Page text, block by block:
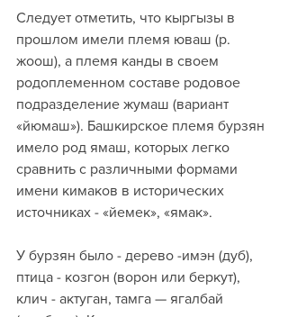
Следует отметить, что кыргызы в
прошлом имели племя юваш (р.
жоош), а племя канды в своем
родоплеменном составе родовое
подразделение жумаш (вариант
«йюмаш»). Башкирское племя бурзян
имело род ямаш, которых легко
сравнить с различными формами
имени кимаков в исторических
источниках - «йемек», «ямак».
У бурзян было - дерево -имэн (дуб),
птица - козгон (ворон или беркут),
клич - актуган, тамга — ягалбай